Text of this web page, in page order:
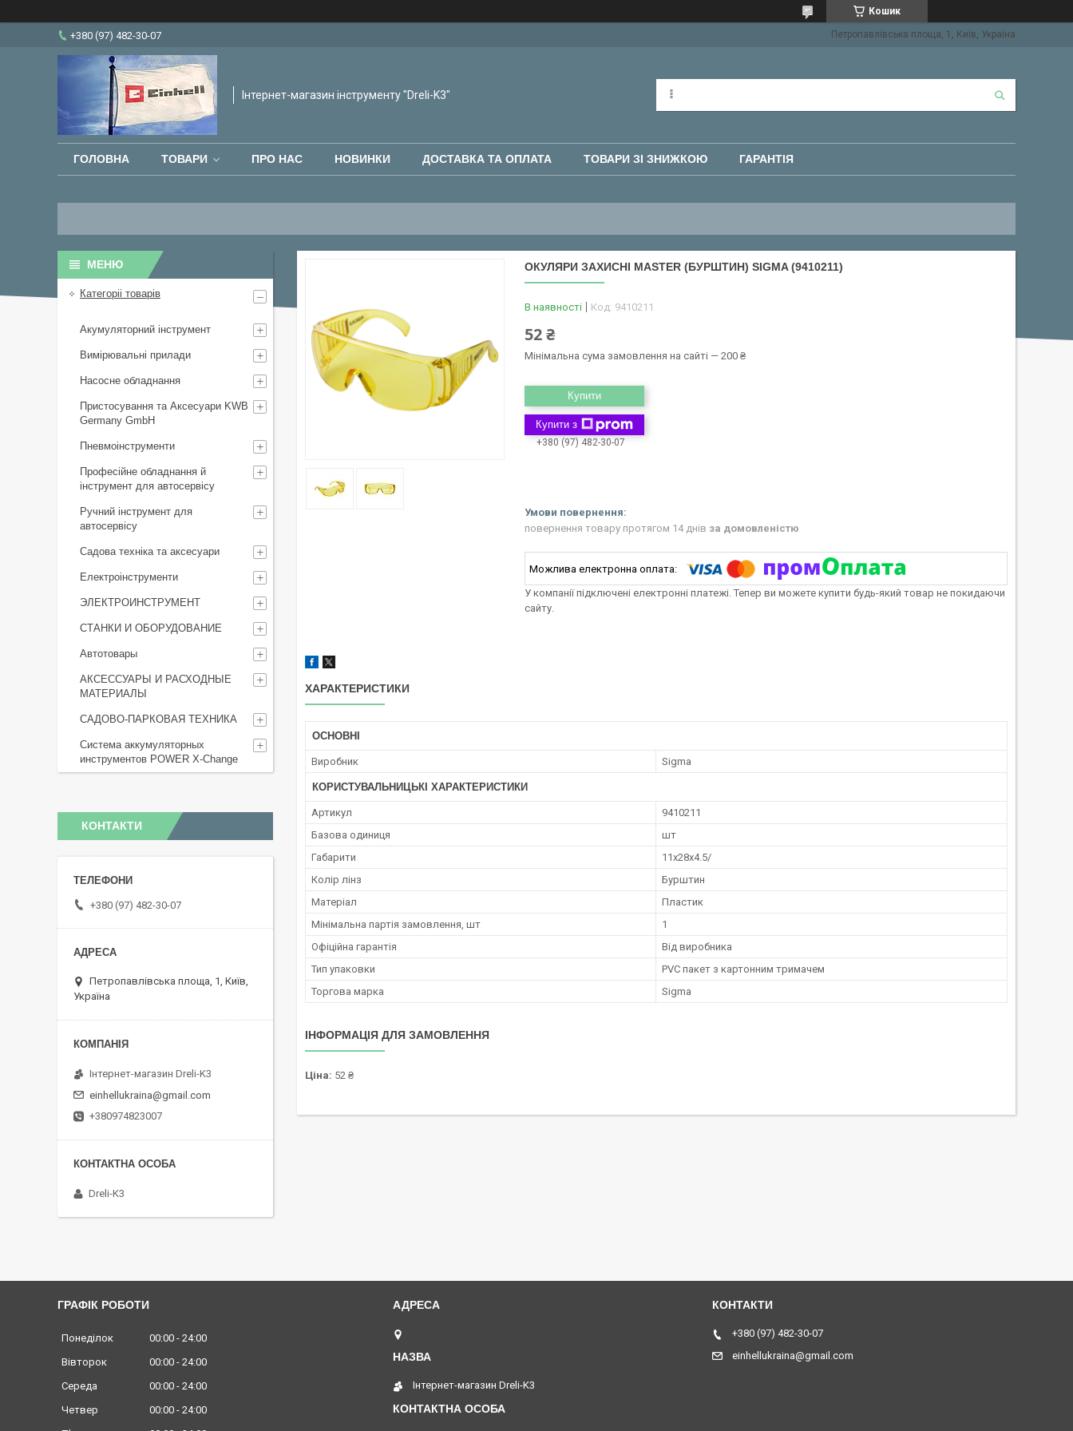
Кошик
+380 (97) 482-30-07 Петропавлівська площа, 1, Київ, Україна
Інтернет-магазин інструменту "Dreli-K3"
ГОЛОВНА ТОВАРИ ПРО НАС НОВИНКИ ДОСТАВКА ТА ОПЛАТА ТОВАРИ ЗІ ЗНИЖКОЮ ГАРАНТІЯ
ОКУЛЯРИ ЗАХИСНІ MASTER (БУРШТИН) SIGMA (9410211)
В наявності Код: 9410211
52 ₴
Мінімальна сума замовлення на сайті — 200 ₴
Купити
Купити з
+380 (97) 482-30-07
повернення товару протягом 14 днів за домовленістю
У компанії підключені електронні платежі. Тепер ви можете купити будь-який товар не покидаючи
сайту.
ХАРАКТЕРИСТИКИ
ОСНОВНІ
Виробник Sigma
КОРИСТУВАЛЬНИЦЬКІ ХАРАКТЕРИСТИКИ
Артикул
9410211
Базова одиниця
шт
Габарити
11x28x4.5/
Колір лінз
Бурштин
Матеріал
Пластик
Мінімальна партія замовлення, шт
1
Офіційна гарантія
Від виробника
Тип упаковки
PVC пакет з картонним тримачем
Торгова марка
Sigma
ІНФОРМАЦІЯ ДЛЯ ЗАМОВЛЕННЯ
Ціна: 52 ₴
Категоріі товарів
Акумуляторний інструмент
Вимірювальні прилади
Насосне обладнання
Пристосування та Аксесуари KWB
Germany GmbH
Пневмоінструменти
Професійне обладнання й
інструмент для автосервісу
Ручний інструмент для
автосервісу
Садова техніка та аксесуари
Електроінструменти
ЭЛЕКТРОИНСТРУМЕНТ
СТАНКИ И ОБОРУДОВАНИЕ
Автотовары
АКСЕССУАРЫ И РАСХОДНЫЕ
МАТЕРИАЛЫ
САДОВО-ПАРКОВАЯ ТЕХНИКА
Система аккумуляторных
инструментов POWER X-Change
КОНТАКТИ
+380 (97) 482-30-07
Петропавлівська площа, 1, Київ,
Україна
Інтернет-магазин Dreli-K3
einhellukraina@gmail.com
+380974823007
Dreli-K3
ГРАФІК РОБОТИ
Понеділок 00:00
24:00
Вівторок
00:00
24:00
Середа
00:00
24:00
Четвер
00:00
24:00
Інтернет-магазин Dreli-K3
+380 (97) 482-30-07
einhellukraina@gmail.com